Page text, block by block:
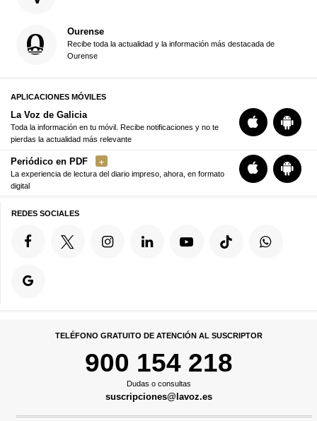
Ourense
Recibe toda la actualidad y la información más destacada de
Ourense
APLICACIONES MÓVILES
La Voz de Galicia
Toda la información en tu móvil. Recibe notificaciones y no te
pierdas la actualidad más relevante
Periódico en PDF
La experiencia de lectura del diario impreso, ahora, en formato
digital
REDES SOCIALES
TELÉFONO GRATUITO DE ATENCIÓN AL SUSCRIPTOR
900 154 218
Dudas o consultas
suscripciones@lavoz.es